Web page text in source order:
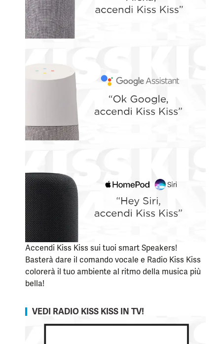
Accendi Kiss Kiss sui tuoi smart Speakers!
Basterà dare il comando vocale e Radio Kiss Kiss
colorerà il tuo ambiente al ritmo della musica più
bella!
VEDI RADIO KISS KISS IN TV!